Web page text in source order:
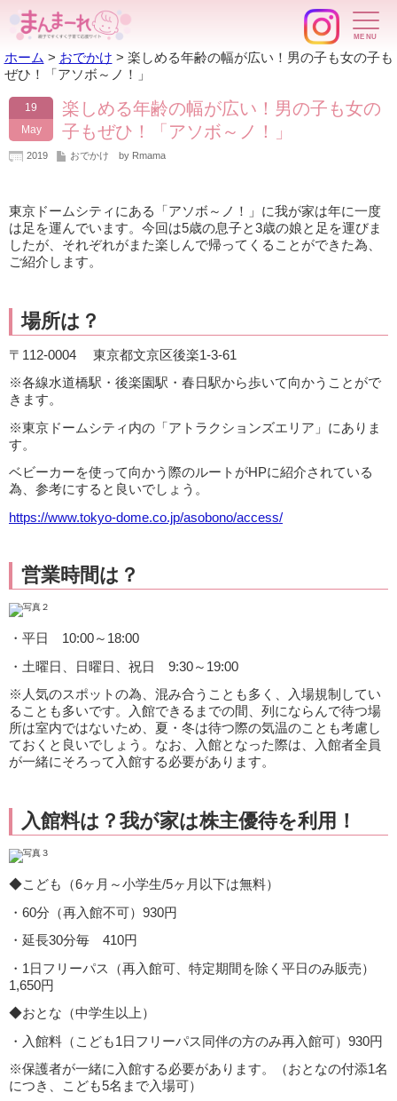
ホーム > おでかけ > 楽しめる年齢の幅が広い！男の子も女の子も
ぜひ！「アソボ～ノ！」
19
May
楽しめる年齢の幅が広い！男の子も女の
子もぜひ！「アソボ～ノ！」
2019 おでかけ by Rmama
東京ドームシティにある「アソボ～ノ！」に我が家は年に一度
は足を運んでいます。今回は5歳の息子と3歳の娘と足を運びま
したが、それぞれがまた楽しんで帰ってくることができた為、
ご紹介します。
場所は？
〒112-0004 東京都文京区後楽1-3-61
※各線水道橋駅・後楽園駅・春日駅から歩いて向かうことがで
きます。
※東京ドームシティ内の「アトラクションズエリア」にありま
す。
ベビーカーを使って向かう際のルートがHPに紹介されている
為、参考にすると良いでしょう。
https://www.tokyo-dome.co.jp/asobono/access/
営業時間は？
・平日 10:00～18:00
・土曜日、日曜日、祝日 9:30～19:00
※人気のスポットの為、混み合うことも多く、入場規制してい
ることも多いです。入館できるまでの間、列にならんで待つ場
所は室内ではないため、夏・冬は待つ際の気温のことも考慮し
ておくと良いでしょう。なお、入館となった際は、入館者全員
が一緒にそろって入館する必要があります。
入館料は？我が家は株主優待を利用！
◆こども（6ヶ月～小学生/5ヶ月以下は無料）
・60分（再入館不可）930円
・延長30分毎 410円
・1日フリーパス（再入館可、特定期間を除く平日のみ販売）
1,650円
◆おとな（中学生以上）
・入館料（こども1日フリーパス同伴の方のみ再入館可）930円
※保護者が一緒に入館する必要があります。（おとなの付添1名
につき、こども5名まで入場可）